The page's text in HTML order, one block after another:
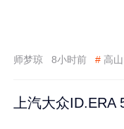
师梦琼 8小时前 # 高山
上汽大众